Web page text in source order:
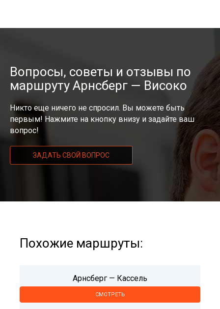
Вопросы, советы и отзывы по
маршруту Арнсберг — Високо
Никто еще ничего не спросил. Вы можете быть
первым! Нажмите на кнопку внизу и задайте ваш
вопрос!
ЗАДАТЬ СВОЙ ВОПРОС
Похожие маршруты:
Арнсберг — Кассель
СМОТРЕТЬ